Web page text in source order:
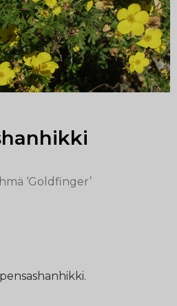
‘Goldfinger’